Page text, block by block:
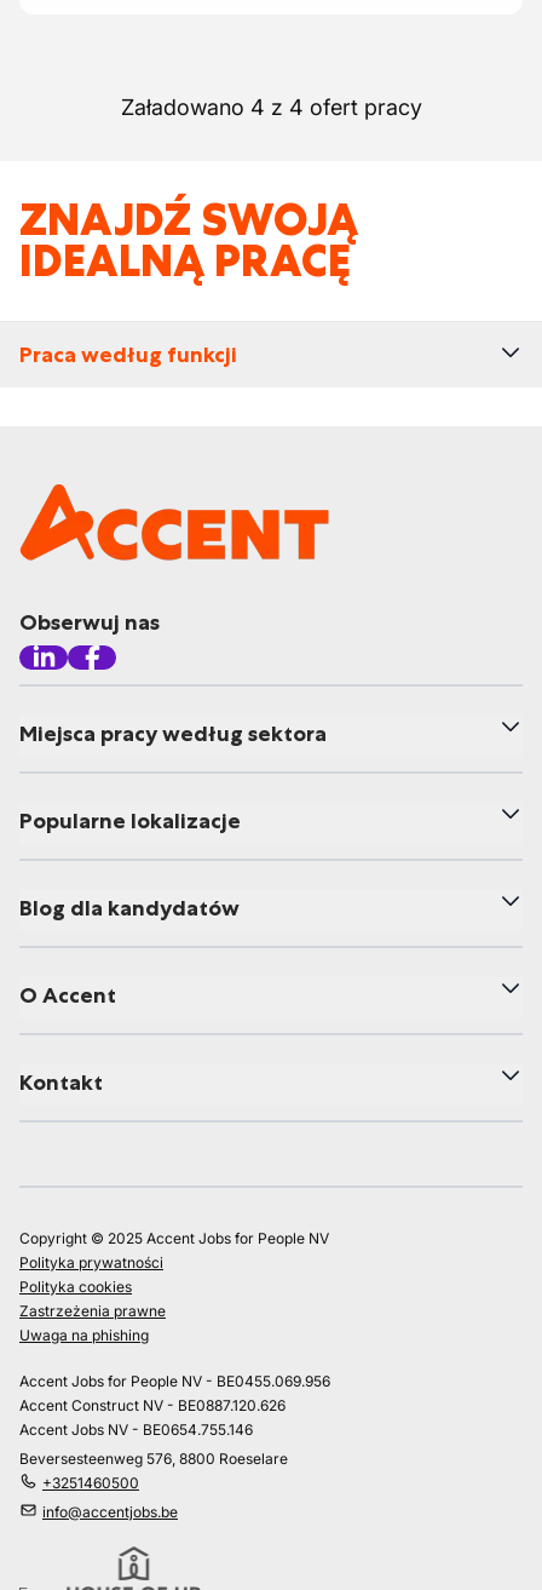
Załadowano 4 z 4 ofert pracy
ZNAJDŹ SWOJĄ
IDEALNĄ PRACĘ
Praca według funkcji
Obserwuj nas
Miejsca pracy według sektora
Popularne lokalizacje
Blog dla kandydatów
O Accent
Kontakt
Copyright © 2025 Accent Jobs for People NV
Polityka prywatności
Polityka cookies
Zastrzeżenia prawne
Uwaga na phishing
Accent Jobs for People NV - BE0455.069.956
Accent Construct NV - BE0887.120.626
Accent Jobs NV - BE0654.755.146
Beversesteenweg 576, 8800 Roeselare
+3251460500
info@accentjobs.be